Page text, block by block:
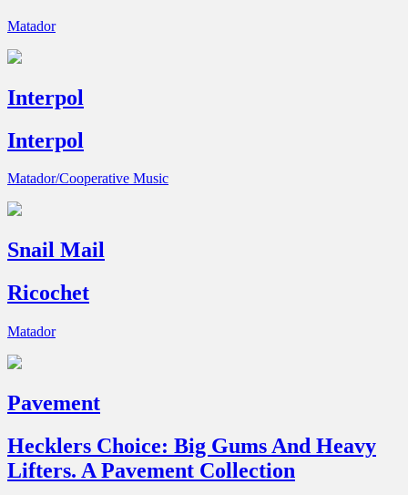
Matador
Interpol
Interpol
Matador/Cooperative Music
Snail Mail
Ricochet
Matador
Pavement
Hecklers Choice: Big Gums And Heavy
Lifters. A Pavement Collection